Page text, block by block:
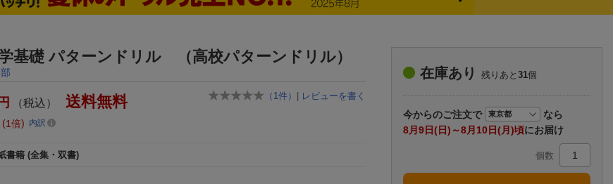
楽天チケット
エンタメニュース
推し楽
基礎 パターンドリル （高校パターンドリル）
（ 1件） | レビューを書く
円 （税込） 送料無料
1倍 内訳
書籍 (全集・双書)
在庫あり 残りあと 31個
今からのご注文で
なら
8月9日(日)～8月10日(月)頃にお届け
個数